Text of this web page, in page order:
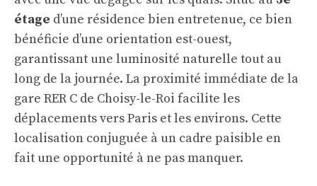
étage d’une résidence bien entretenue, ce bien
bénéficie d’une orientation est-ouest,
garantissant une luminosité naturelle tout au
long de la journée. La proximité immédiate de la
gare RER C de Choisy-le-Roi facilite les
déplacements vers Paris et les environs. Cette
localisation conjuguée à un cadre paisible en
fait une opportunité à ne pas manquer.